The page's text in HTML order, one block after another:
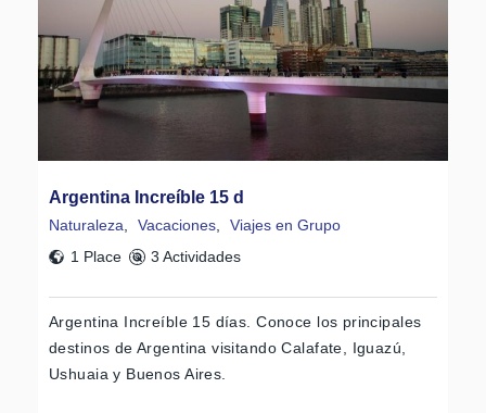
Argentina Increíble 15 d
Naturaleza Vacaciones
Viajes en Grupo
1 Place
3 Actividades
Argentina Increíble 15 días. Conoce los principales
destinos de Argentina visitando Calafate, Iguazú,
Ushuaia y Buenos Aires.